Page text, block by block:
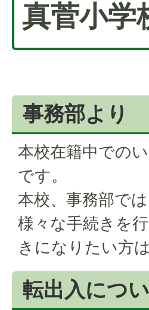
真菅小学
事務部より
本校在籍中での
です。
本校、事務部で
様々な手続きを
きになりたい方
転出入につ